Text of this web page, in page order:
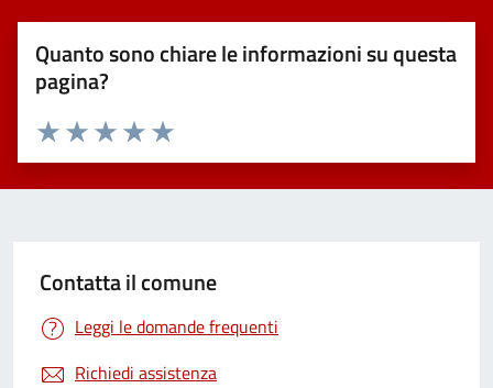
Quanto sono chiare le informazioni su questa
pagina?
Valuta 5 stelle su 5
Valuta 4 stelle su 5
Valuta 3 stelle su 5
Valuta 2 stelle su 5
Valuta 1 stelle su 5
Contatta il comune
Leggi le domande frequenti
Richiedi assistenza